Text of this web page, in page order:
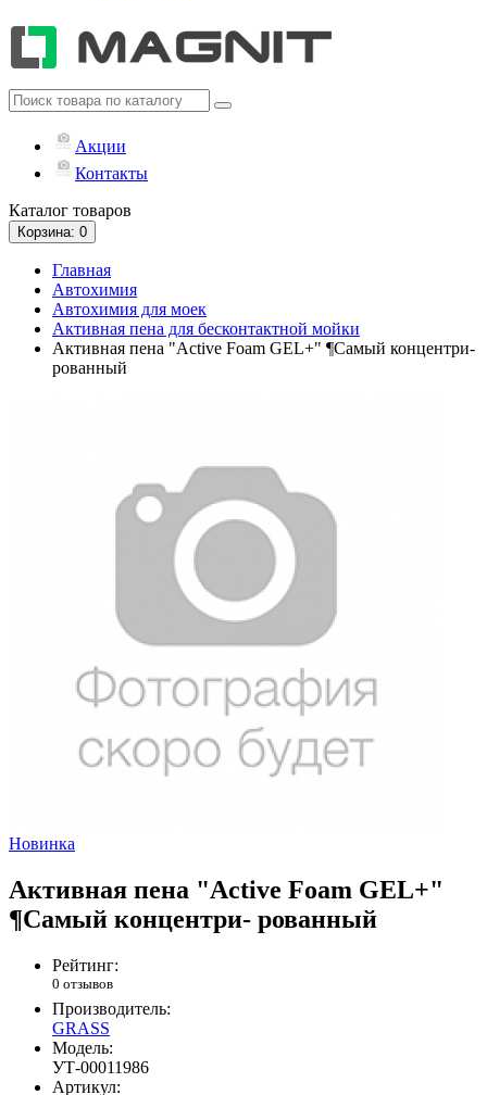
Акции
Контакты
Каталог товаров
Корзина: 0
Главная
Автохимия
Автохимия для моек
Активная пена для бесконтактной мойки
Активная пена "Active Foam GEL+" ¶Самый концентри-
рованный
Новинка
Активная пена "Active Foam GEL+"
¶Самый концентри- рованный
Рейтинг:
0 отзывов
Производитель:
GRASS
Модель:
УТ-00011986
Артикул: